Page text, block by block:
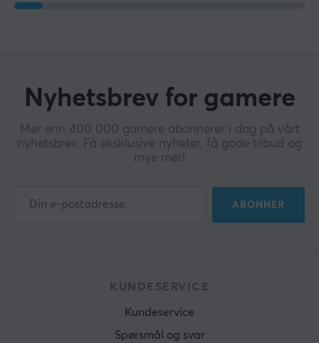
Nyhetsbrev for gamere
Mer enn 400 000 gamere abonnerer i dag på vårt
nyhetsbrev. Få eksklusive nyheter, få gode tilbud og
mye mer!
ABONNER
KUNDESERVICE
Kundeservice
Spørsmål og svar